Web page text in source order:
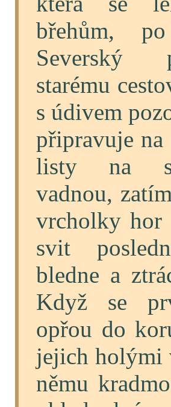
břehům,
Severský
starému
s údivem
připravuje
listy na
vadnou,
vrcholky hor
svit
bledne a
Když se
opřou do
jejich holými
němu